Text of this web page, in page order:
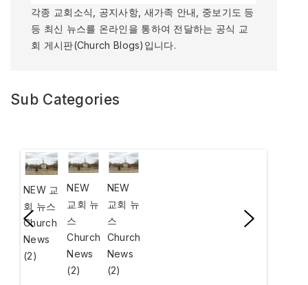
각종 교회소식, 공지사항, 새가족 안내, 중보기도 등
등 최신 뉴스를 온라인을 통하여 전달하는 공식 교
회 게시판(Church Blogs)입니다.
Sub Categories
NEW 교
회 뉴스
Church
News
(2)
NEW
교회 뉴
스
Church
News
(2)
NEW
교회 뉴
스
Church
News
(2)